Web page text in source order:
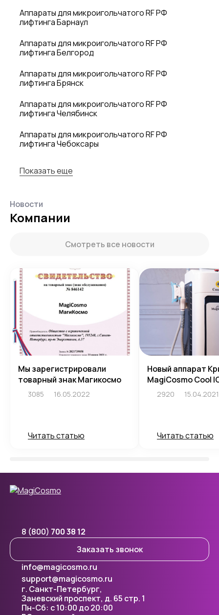
Аппараты для микроигольчатого RF РФ
лифтинга Барнаул
Аппараты для микроигольчатого RF РФ
лифтинга Белгород
Аппараты для микроигольчатого RF РФ
лифтинга Брянск
Аппараты для микроигольчатого RF РФ
лифтинга Челябинск
Аппараты для микроигольчатого RF РФ
лифтинга Чебоксары
Показать еще
Новости
Компании
Смотреть все новости
Мы зарегистрировали
товарный знак Магикосмо
3085 16.05.2022
Читать статью
Новый аппарат
MagiCosmo Cool
2920 15.04.2021
Читать статью
8 (800) 700 38 12
Заказать звонок
г. Санкт-Петербург,
Заневский проспект, д. 65 стр. 1
info@magicosmo.ru
support@magicosmo.ru
Пн-Сб: с 10:00 до 20:00